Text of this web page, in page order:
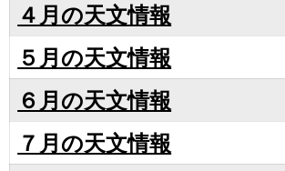
４月の天文情報
５月の天文情報
６月の天文情報
７月の天文情報